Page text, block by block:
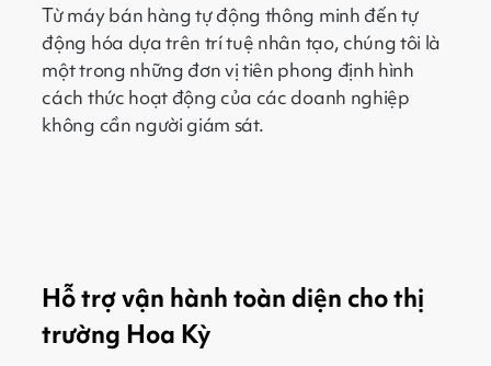
Từ máy bán hàng tự động thông minh đến tự
động hóa dựa trên trí tuệ nhân tạo, chúng tôi là
một trong những đơn vị tiên phong định hình
cách thức hoạt động của các doanh nghiệp
không cần người giám sát.
Hỗ trợ vận hành toàn diện cho thị
trường Hoa Kỳ